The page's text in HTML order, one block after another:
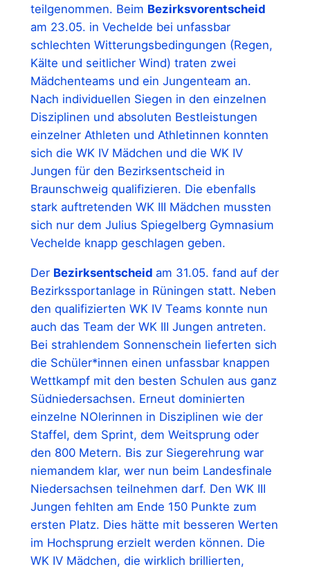
teilgenommen. Beim Bezirksvorentscheid
am 23.05. in Vechelde bei unfassbar
schlechten Witterungsbedingungen (Regen,
Kälte und seitlicher Wind) traten zwei
Mädchenteams und ein Jungenteam an.
Nach individuellen Siegen in den einzelnen
Disziplinen und absoluten Bestleistungen
einzelner Athleten und Athletinnen konnten
sich die WK IV Mädchen und die WK IV
Jungen für den Bezirksentscheid in
Braunschweig qualifizieren. Die ebenfalls
stark auftretenden WK III Mädchen mussten
sich nur dem Julius Spiegelberg Gymnasium
Vechelde knapp geschlagen geben.
Der Bezirksentscheid am 31.05. fand auf der
Bezirkssportanlage in Rüningen statt. Neben
den qualifizierten WK IV Teams konnte nun
auch das Team der WK III Jungen antreten.
Bei strahlendem Sonnenschein lieferten sich
die Schüler*innen einen unfassbar knappen
Wettkampf mit den besten Schulen aus ganz
Südniedersachsen. Erneut dominierten
einzelne NOlerinnen in Disziplinen wie der
Staffel, dem Sprint, dem Weitsprung oder
den 800 Metern. Bis zur Siegerehrung war
niemandem klar, wer nun beim Landesfinale
Niedersachsen teilnehmen darf. Den WK III
Jungen fehlten am Ende 150 Punkte zum
ersten Platz. Dies hätte mit besseren Werten
im Hochsprung erzielt werden können. Die
WK IV Mädchen, die wirklich brillierten,